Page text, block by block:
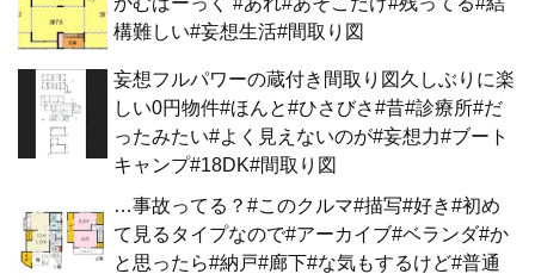
構難しい#妄想生活#間取り図
妄想フルパワーの蔵付き間取り図久しぶりに楽
しい0円物件#ほんと#ひさびさ#昔#診療所#だ
ったみたい#よく見えないのが#妄想力#ブート
キャンプ#18DK#間取り図
…事故ってる？#このクルマ#描写#好き#初め
て見るタイプなので#アーカイブ#ベランダ#か
と思ったら#納戸#廊下#な気もするけど#普通